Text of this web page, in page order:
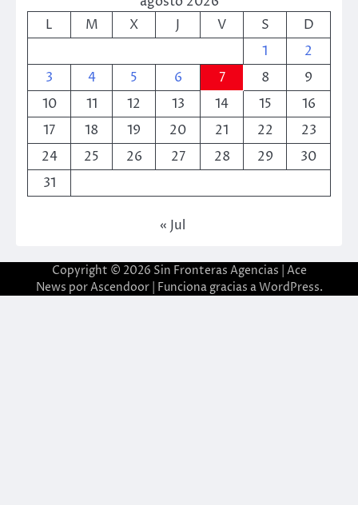
L
M X J V S
D
1
2
3
4 5 6 7 8
9
10
11 12 13 14 15
16
17
18 19 20 21 22
23
24
25 26 27 28 29
30
31
« Jul
Copyright © 2026 Sin Fronteras Agencias | Ace
News porAscendoor| Funciona gracias aWordPress.